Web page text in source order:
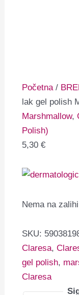
Početna /
lak gel polish
Marshmallow,
Polish)
5,30€
Nema na zalihi
SKU:
Claresa,
gel polish,
Claresa